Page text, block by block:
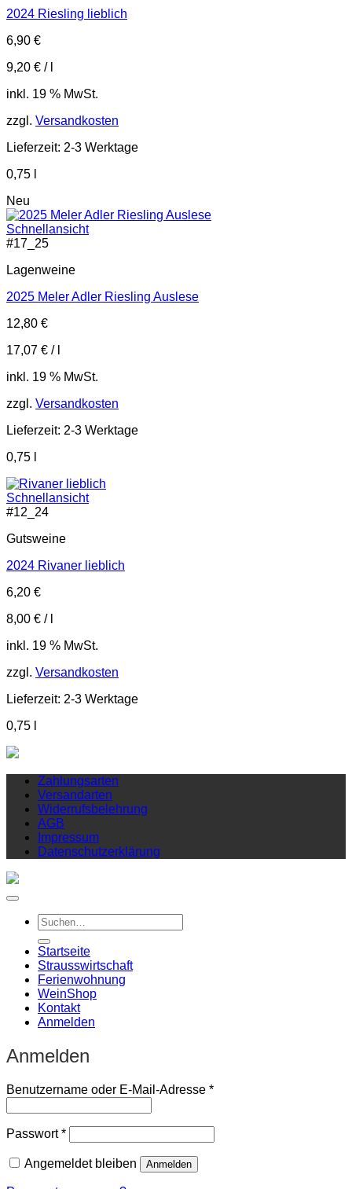
2024 Riesling lieblich
6,90 €
9,20 € /
inkl. 19 % MwSt.
zzgl. Versandkosten
Lieferzeit: 2-3 Werktage
0,75
Neu
Schnellansicht
#17_25
Lagenweine
2025 Meler Adler Riesling Auslese
12,80 €
17,07 € /
inkl. 19 % MwSt.
zzgl. Versandkosten
Lieferzeit: 2-3 Werktage
0,75
Schnellansicht
#12_24
Gutsweine
2024 Rivaner lieblich
6,20 €
8,00 € /
inkl. 19 % MwSt.
zzgl. Versandkosten
Lieferzeit: 2-3 Werktage
0,75
Zahlungsarten
Versandarten
Widerrufsbelehrung
AGB
Impressum
Datenschutzerklärung
Suchen
nach:
Startseite
Strausswirtschaft
Ferienwohnung
WeinShop
Kontakt
Anmelden
Anmelden
Benutzername oder E-Mail-Adresse *Erforderlich
Passwort*Erforderlich
Angemeldet bleiben Anmelden